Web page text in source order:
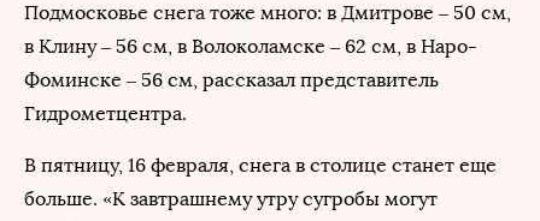
Подмосковье снега тоже много: в Дмитрове – 50 см,
в Клину – 56 см, в Волоколамске – 62 см, в Наро-
Фоминске – 56 см, рассказал представитель
Гидрометцентра.
В пятницу, 16 февраля, снега в столице станет еще
больше. «К завтрашнему утру сугробы могут